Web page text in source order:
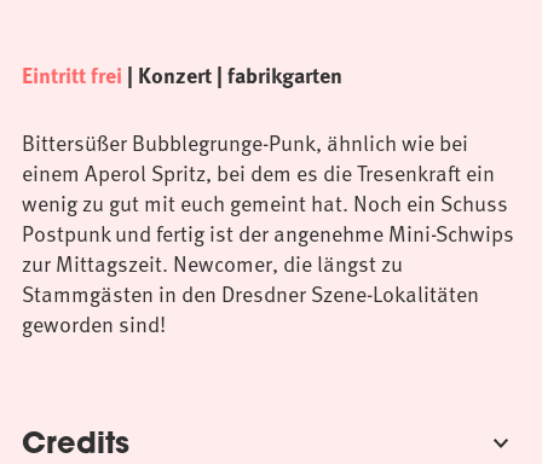
Eintritt frei | Konzert | fabrikgarten
Bittersüßer Bubblegrunge-Punk, ähnlich wie bei
einem Aperol Spritz, bei dem es die Tresenkraft ein
wenig zu gut mit euch gemeint hat. Noch ein Schuss
Postpunk und fertig ist der angenehme Mini-Schwips
zur Mittagszeit. Newcomer, die längst zu
Stammgästen in den Dresdner Szene-Lokalitäten
geworden sind!
Credits